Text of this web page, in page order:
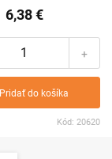
6,38 €
+
Pridať do košíka
Kód: 20620